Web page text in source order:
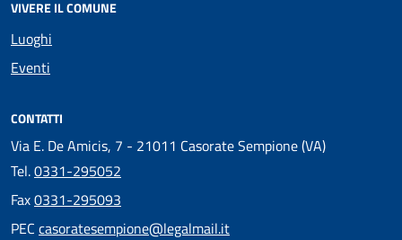
VIVERE IL COMUNE
Luoghi
Eventi
CONTATTI
Via E. De Amicis, 7 - 21011 Casorate Sempione (VA)
Tel.0331-295052
Fax0331-295093
PEC casoratesempione@legalmail.it